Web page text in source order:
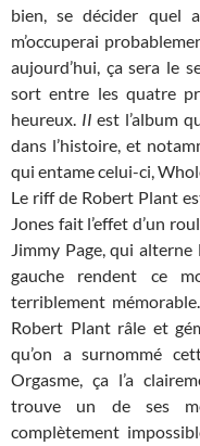
bien, se décider quel
m’occuperai
aujourd’hui, ça sera le
sort entre les quatre
heureux. II est l’album
dans l’histoire, et
qui entame celui-ci,
Le riff de Robert Plant
Jones fait l’effet d’un
Jimmy Page, qui
gauche rendent ce
terriblement
Robert Plant râle et
qu’on a surnommé
Orgasme, ça l’a
trouve un de ses
complètement